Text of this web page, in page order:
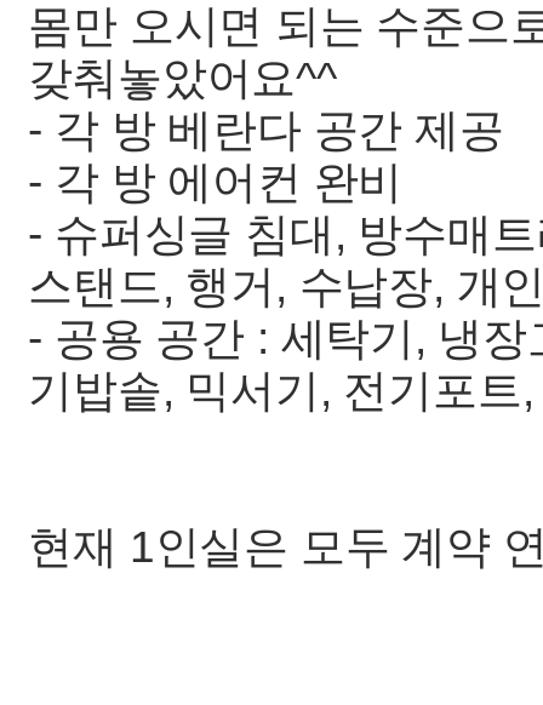
몸만 오시면 되는 수준으
갖춰놓았어요^^
- 각 방 베란다 공간 제공
- 각 방 에어컨 완비
- 슈퍼싱글 침대, 방수매
스탠드, 행거, 수납장, 개
- 공용 공간 : 세탁기, 냉
기밥솥, 믹서기, 전기포트
현재 1인실은 모두 계약